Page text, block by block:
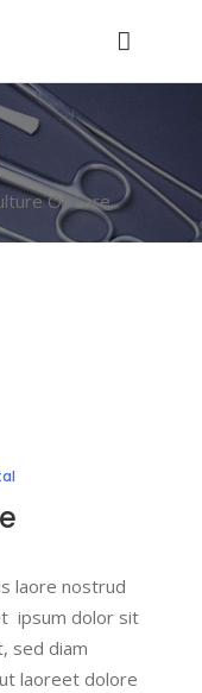
Of Care
laore nostrud
ipsum dolor sit
sed diam
laoreet dolore